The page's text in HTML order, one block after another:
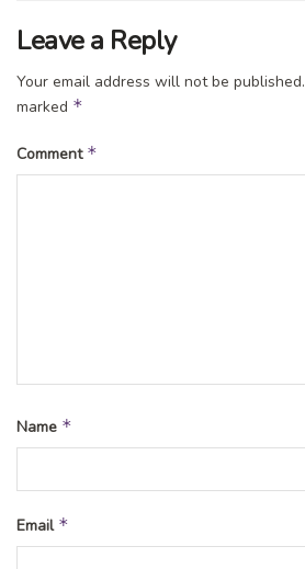
Leave a Reply
Your email address will not be published.
marked *
Comment *
Name *
Email *